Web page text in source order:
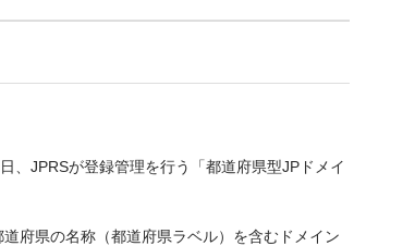
、JPRSが登録管理を行う「都道府県型JPドメイ
府県の名称（都道府県ラベル）を含むドメイン